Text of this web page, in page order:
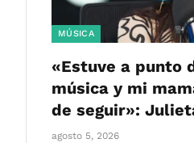
MÚSICA
«Estuve a punto
música y mi
de seguir»:
agosto 5, 2026